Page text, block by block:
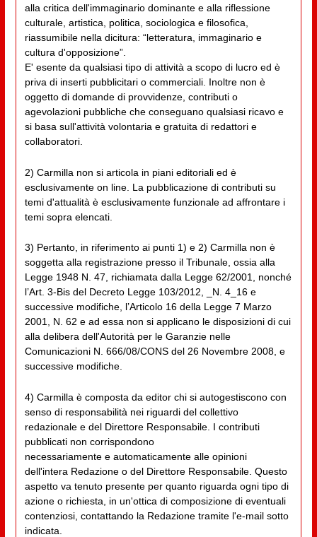
alla critica dell'immaginario dominante e alla riflessione
culturale, artistica, politica, sociologica e filosofica,
riassumibile nella dicitura: “letteratura, immaginario e
cultura d'opposizione”.
E' esente da qualsiasi tipo di attività a scopo di lucro ed è
priva di inserti pubblicitari o commerciali. Inoltre non è
oggetto di domande di provvidenze, contributi o
agevolazioni pubbliche che conseguano qualsiasi ricavo e
si basa sull'attività volontaria e gratuita di redattori e
collaboratori.
2) Carmilla non si articola in piani editoriali ed è
esclusivamente on line. La pubblicazione di contributi su
temi d'attualità è esclusivamente funzionale ad affrontare i
temi sopra elencati.
3) Pertanto, in riferimento ai punti 1) e 2) Carmilla non è
soggetta alla registrazione presso il Tribunale, ossia alla
Legge 1948 N. 47, richiamata dalla Legge 62/2001, nonché
l’Art. 3-Bis del Decreto Legge 103/2012, _N. 4_16 e
successive modifiche, l’Articolo 16 della Legge 7 Marzo
2001, N. 62 e ad essa non si applicano le disposizioni di cui
alla delibera dell'Autorità per le Garanzie nelle
Comunicazioni N. 666/08/CONS del 26 Novembre 2008, e
successive modifiche.
4) Carmilla è composta da editor chi si autogestiscono con
senso di responsabilità nei riguardi del collettivo
redazionale e del Direttore Responsabile. I contributi
pubblicati non corrispondono
necessariamente e automaticamente alle opinioni
dell'intera Redazione o del Direttore Responsabile. Questo
aspetto va tenuto presente per quanto riguarda ogni tipo di
azione o richiesta, in un'ottica di composizione di eventuali
contenziosi, contattando la Redazione tramite l'e-mail sotto
indicata.